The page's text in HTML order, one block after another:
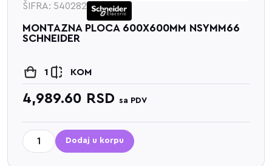
ŠIFRA: 540282
MONTAZNA PLOCA 600X600MM NSYMM66
SCHNEIDER
1 KOM
4,989.60 RSD sa PDV
Dodaj u korpu